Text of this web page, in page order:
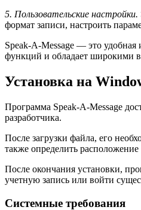
5. Пользовательские настройки.
формат записи, настроить
Speak-A-Message — это
функций и обладает широкими
Установка на
Программа Speak-A-Message
разработчика.
После загрузки файла, его
также определить
После окончания установки,
учетную запись или войти
Системные требования